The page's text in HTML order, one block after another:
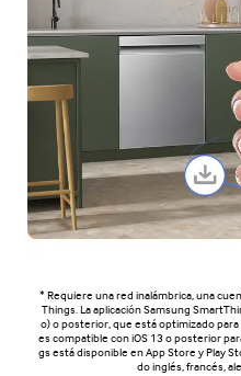
* Requiere una red inalámbrica, una
Things. La aplicación Samsung
o) o posterior, que está optimizado
es compatible con iOS 13 o posterior
gs está disponible en App Store y Play
do inglés, francés,